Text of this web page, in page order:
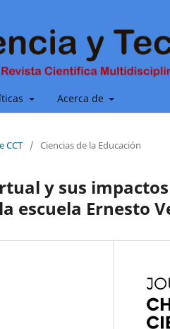
Acerca de
CCT / Ciencias de la Educación
y sus
escuela Ernesto